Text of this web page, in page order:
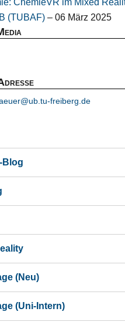
ChemieVR im Mixed
(TUBAF) – 06 März 2025
freiberg.de
Blog
(Neu)
(Uni-Intern)